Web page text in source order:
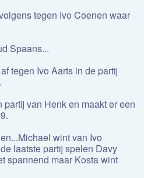
tegen Ivo Coenen waar
Spaans...
tegen Ivo Aarts in de partij
van Henk en maakt er een
wint van Ivo
laatste partij spelen Davy
spannend maar Kosta wint